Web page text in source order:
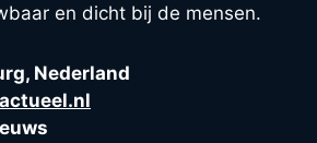
en dicht bij de mensen.
Nederland